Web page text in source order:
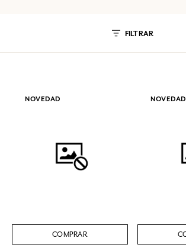
FILTRAR
NOVEDAD
COMPRAR
NOVEDAD